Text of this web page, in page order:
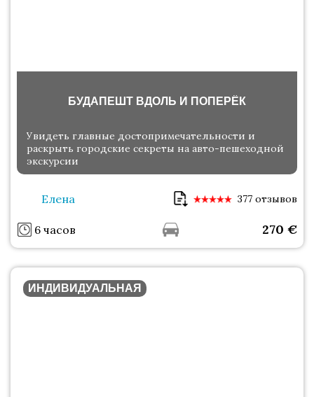
БУДАПЕШТ ВДОЛЬ И ПОПЕРЁК
Увидеть главные достопримечательности и
раскрыть городские секреты на авто-пешеходной
экскурсии
Елена 377 отзывов
6 часов 270 €
ИНДИВИДУАЛЬНАЯ